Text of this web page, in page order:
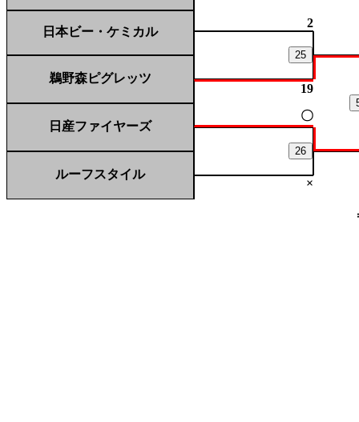
日本ビー・ケミカル
2
25
鵜野森ピグレッツ
19
日産ファイヤーズ
〇
26
ルーフスタイル
×